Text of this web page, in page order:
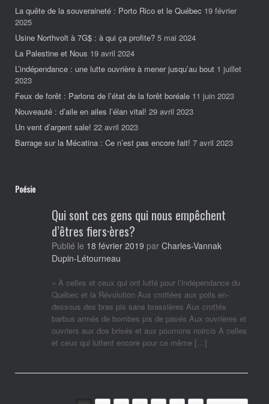
La quête de la souveraineté : Porto Rico et le Québec 19 février
2025
Usine Northvolt à 7G$ : à qui ça profite? 5 mai 2024
La Palestine et Nous 19 avril 2024
L’indépendance : une lutte ouvrière à mener jusqu’au bout 1 juillet
2023
Feux de forêt : Parlons de l’état de la forêt boréale 11 juin 2023
Nouveauté : d’aile en ailes l’élan vital! 29 avril 2023
Un vent d’argent sale! 22 avril 2023
Barrage sur la Mécatina : Ce n’est pas encore fait! 7 avril 2023
Poésie
Qui sont ces gens qui nous empêchent
d’êtres fiers·ères?
Publié le 18 février 2019 par Charles-Vannak
Dupin-Létourneau
« À celles et ceux qui ont lutté pour l’indépendance du
Québec et la Révolution Aux crottées aux poils en-
dessous des bras pis sans brassières Aux crottés
barbus armés de bombes pis de pavés Aux ouvrières et
ouvriers aux dos brisés et aux poumons noircis À celles
et ceux qui luttent encore pour ce même […]